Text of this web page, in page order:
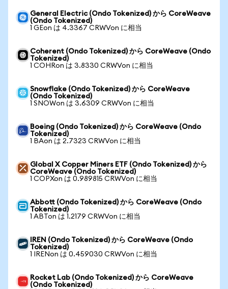
General Electric (Ondo Tokenized) から CoreWeave
(Ondo Tokenized)
1 GEon は 4.3367 CRWVon に相当
Coherent (Ondo Tokenized) から CoreWeave (Ondo
Tokenized)
1 COHRon は 3.8330 CRWVon に相当
Snowflake (Ondo Tokenized) から CoreWeave
(Ondo Tokenized)
1 SNOWon は 3.6309 CRWVon に相当
Boeing (Ondo Tokenized) から CoreWeave (Ondo
Tokenized)
1 BAon は 2.7323 CRWVon に相当
Global X Copper Miners ETF (Ondo Tokenized) から
CoreWeave (Ondo Tokenized)
1 COPXon は 0.989815 CRWVon に相当
Abbott (Ondo Tokenized) から CoreWeave (Ondo
Tokenized)
1 ABTon は 1.2179 CRWVon に相当
IREN (Ondo Tokenized) から CoreWeave (Ondo
Tokenized)
1 IRENon は 0.459030 CRWVon に相当
Rocket Lab (Ondo Tokenized) から CoreWeave
(Ondo Tokenized)